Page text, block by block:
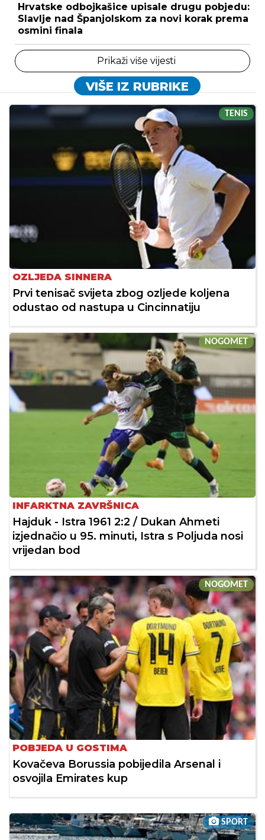
Hrvatske odbojkašice upisale drugu pobjedu:
Slavlje nad Španjolskom za novi korak prema
osmini finala
Prikaži više vijesti
VIŠE IZ RUBRIKE
TENIS
OZLJEDA SINNERA
Prvi tenisač svijeta zbog ozljede koljena
odustao od nastupa u Cincinnatiju
NOGOMET
INFARKTNA ZAVRŠNICA
Hajduk - Istra 1961 2:2 / Dukan Ahmeti
izjednačio u 95. minuti, Istra s Poljuda nosi
vrijedan bod
NOGOMET
POBJEDA U GOSTIMA
Kovačeva Borussia pobijedila Arsenal i
osvojila Emirates kup
SPORT